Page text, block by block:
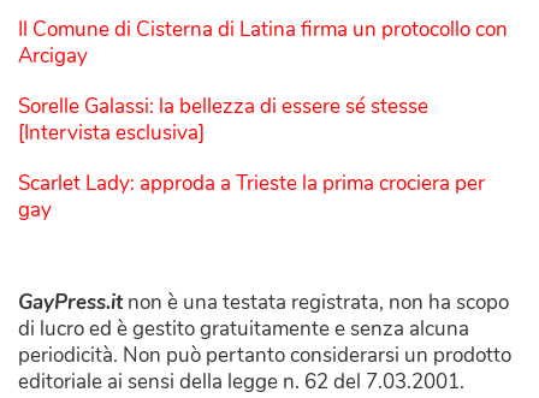
Il Comune di Cisterna di Latina firma un protocollo con
Arcigay
Sorelle Galassi: la bellezza di essere sé stesse
[Intervista esclusiva]
Scarlet Lady: approda a Trieste la prima crociera per
gay
GayPress.itnon è una testata registrata, non ha scopo
di lucro ed è gestito gratuitamente e senza alcuna
periodicità. Non può pertanto considerarsi un prodotto
editoriale ai sensi della legge n. 62 del 7.03.2001.